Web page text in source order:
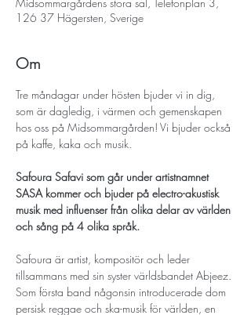
126 37 Hägersten, Sverige
Om
Tre måndagar under hösten bjuder vi in dig,
som är dagledig, i värmen och gemenskapen
hos oss på Midsommargården! Vi bjuder också
på kaffe, kaka och musik.
Safoura Safavi som går under artistnamnet
SASA kommer och bjuder på electro-akustisk
musik med influenser från olika delar av världen
och sång på 4 olika språk.
Safoura är artist, kompositör och leder
tillsammans med sin syster världsbandet Abjeez.
Som första band någonsin introducerade dom
persisk reggae och ska-musik för världen, en